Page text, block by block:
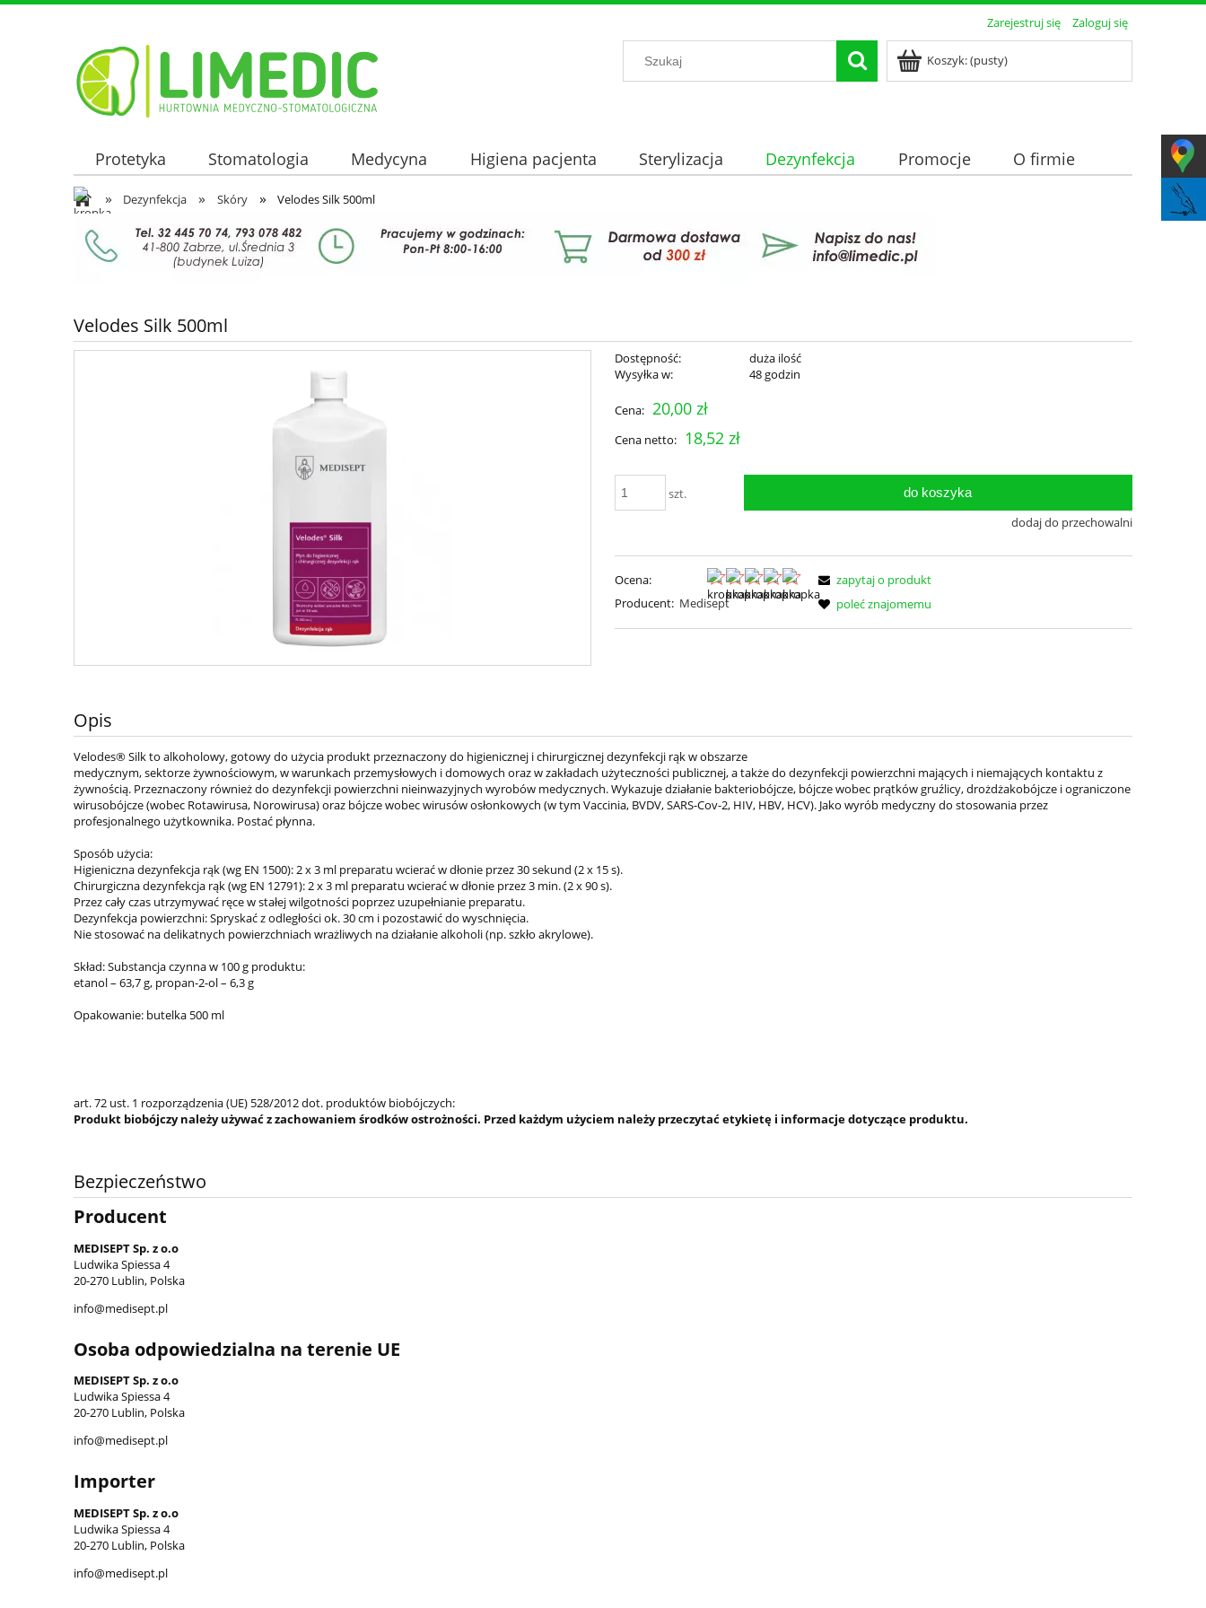
Zarejestruj się Zaloguj się
Koszyk:(pusty)
Protetyka Stomatologia Medycyna Higiena pacjenta Sterylizacja Dezynfekcja Promocje
O firmie
Oferta hurtowa
» Dezynfekcja » Skóry » Velodes Silk 500ml
Velodes Silk 500ml
Dostępność:
duża ilość
Wysyłka w:
48 godzin
Cena: 20,00 zł
Cena netto: 18,52 zł
szt. do koszyka
dodaj do przechowalni
Ocena:
Producent: Medisept
zapytaj o produkt
poleć znajomemu
Opis
Velodes® Silk to alkoholowy, gotowy do użycia produkt przeznaczony do higienicznej i chirurgicznej dezynfekcji rąk w obszarze
medycznym, sektorze żywnościowym, w warunkach przemysłowych i domowych oraz w zakładach użyteczności publicznej, a także do dezynfekcji powierzchni mających i niemających kontaktu z
żywnością. Przeznaczony również do dezynfekcji powierzchni nieinwazyjnych wyrobów medycznych. Wykazuje działanie bakteriobójcze, bójcze wobec prątków gruźlicy, drożdżakobójcze i ograniczone
wirusobójcze (wobec Rotawirusa, Norowirusa) oraz bójcze wobec wirusów osłonkowych (w tym Vaccinia, BVDV, SARS-Cov-2, HIV, HBV, HCV). Jako wyrób medyczny do stosowania przez
profesjonalnego użytkownika. Postać płynna.
Sposób użycia:
Higieniczna dezynfekcja rąk (wg EN 1500): 2 x 3 ml preparatu wcierać w dłonie przez 30 sekund (2 x 15 s).
Chirurgiczna dezynfekcja rąk (wg EN 12791): 2 x 3 ml preparatu wcierać w dłonie przez 3 min. (2 x 90 s).
Przez cały czas utrzymywać ręce w stałej wilgotności poprzez uzupełnianie preparatu.
Dezynfekcja powierzchni: Spryskać z odległości ok. 30 cm i pozostawić do wyschnięcia.
Nie stosować na delikatnych powierzchniach wrażliwych na działanie alkoholi (np. szkło akrylowe).
Skład: Substancja czynna w 100 g produktu:
etanol – 63,7 g, propan-2-ol – 6,3 g
Opakowanie: butelka 500 ml
art. 72 ust. 1 rozporządzenia (UE) 528/2012 dot. produktów biobójczych:
Produkt biobójczy należy używać z zachowaniem środków ostrożności. Przed każdym użyciem należy przeczytać etykietę i informacje dotyczące produktu.
Bezpieczeństwo
Producent
MEDISEPT Sp. z o.o
Ludwika Spiessa 4
20-270 Lublin, Polska
info@medisept.pl
Osoba odpowiedzialna na terenie UE
MEDISEPT Sp. z o.o
Ludwika Spiessa 4
20-270 Lublin, Polska
info@medisept.pl
Importer
MEDISEPT Sp. z o.o
Ludwika Spiessa 4
20-270 Lublin, Polska
info@medisept.pl